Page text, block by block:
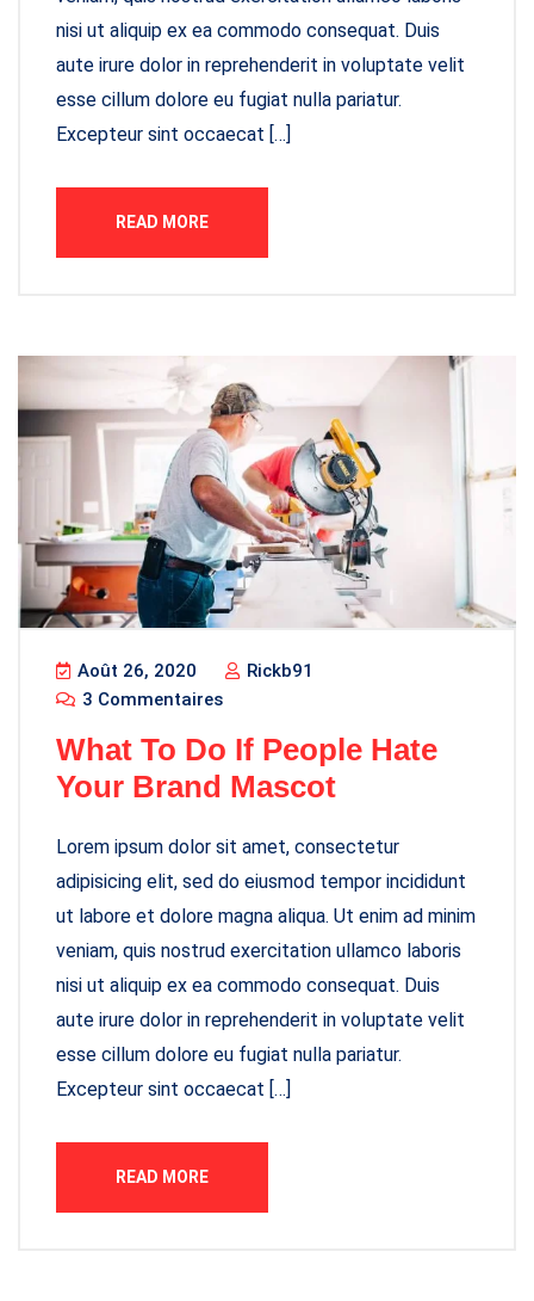
nisi ut aliquip ex ea commodo consequat. Duis
aute irure dolor in reprehenderit in voluptate velit
esse cillum dolore eu fugiat nulla pariatur.
Excepteur sint occaecat […]
READ MORE
Août 26, 2020
Rickb91
3 Commentaires
What To Do If People Hate
Your Brand Mascot
Lorem ipsum dolor sit amet, consectetur
adipisicing elit, sed do eiusmod tempor incididunt
ut labore et dolore magna aliqua. Ut enim ad minim
veniam, quis nostrud exercitation ullamco laboris
nisi ut aliquip ex ea commodo consequat. Duis
aute irure dolor in reprehenderit in voluptate velit
esse cillum dolore eu fugiat nulla pariatur.
Excepteur sint occaecat […]
READ MORE